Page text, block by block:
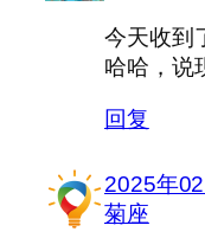
今天收到
哈哈，说
回复
2025年
菊座